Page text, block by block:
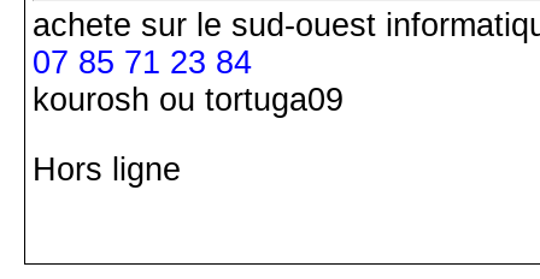
achete sur le sud-ouest
07 85 71 23 84
kourosh ou tortuga09
Hors ligne